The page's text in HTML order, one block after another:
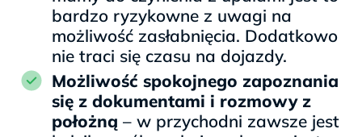
bardzo ryzykowne z uwagi na
możliwość zasłabnięcia. Dodatkowo
nie traci się czasu na dojazdy.
Możliwość spokojnego zapoznania
się z dokumentami i rozmowy z
położną – w przychodni zawsze jest